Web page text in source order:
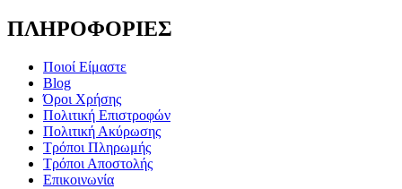
ΠΛΗΡΟΦΟΡΙΕΣ
Ποιοί Είμαστε
Blog
Όροι Χρήσης
Πολιτική Επιστροφών
Πολιτική Ακύρωσης
Τρόποι Πληρωμής
Τρόποι Αποστολής
Επικοινωνία